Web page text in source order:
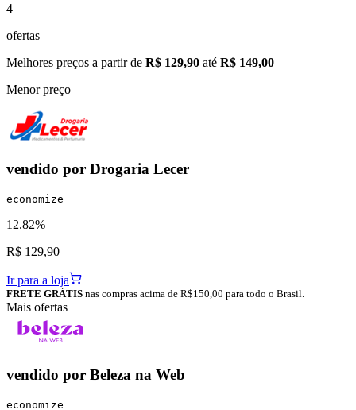
4
ofertas
Melhores preços a partir de R$ 129,90 até R$ 149,00
Menor preço
vendido por Drogaria Lecer
economize
12.82%
R$ 129,90
Ir para a loja
FRETE GRÁTIS nas compras acima de R$150,00 para todo o Brasil.
Mais ofertas
vendido por Beleza na Web
economize